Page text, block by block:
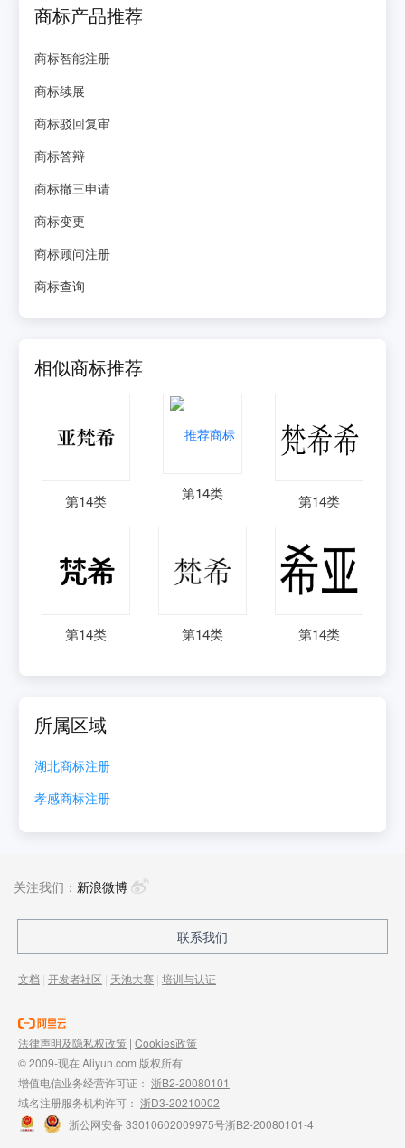
商标产品推荐
商标智能注册
商标续展
商标驳回复审
商标答辩
商标撤三申请
商标变更
商标顾问注册
商标查询
相似商标推荐
第14类 第14类 第14类
第14类 第14类 第14类
所属区域
湖北商标注册
孝感商标注册